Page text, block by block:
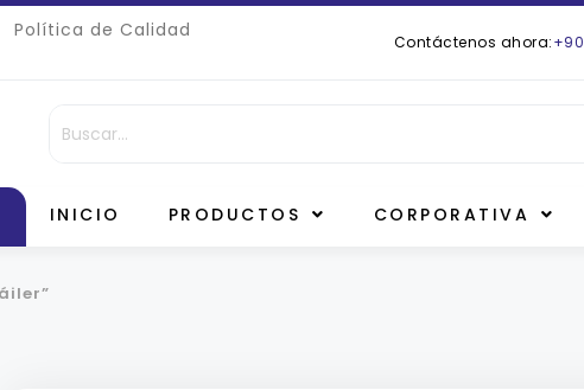
Política de Calidad
Contáctenos ahora:
INICIO PRODUCTOS CORPORATIVA